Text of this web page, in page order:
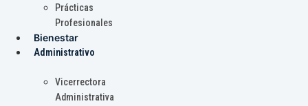
Prácticas
Profesionales
Bienestar
Administrativo
Vicerrectora
Administrativa